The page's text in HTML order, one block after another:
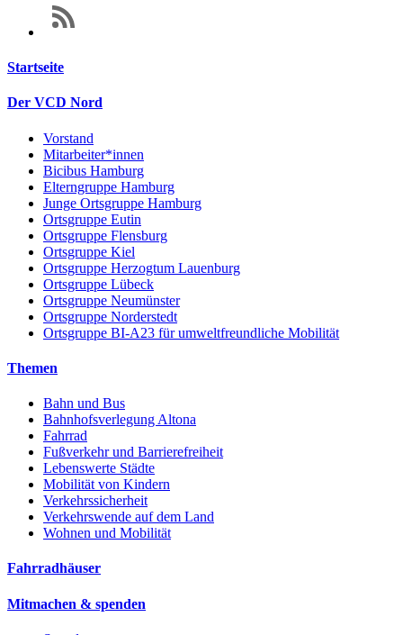
Startseite
Der VCD Nord
Vorstand
Mitarbeiter*innen
Bicibus Hamburg
Elterngruppe Hamburg
Junge Ortsgruppe Hamburg
Ortsgruppe Eutin
Ortsgruppe Flensburg
Ortsgruppe Kiel
Ortsgruppe Herzogtum Lauenburg
Ortsgruppe Lübeck
Ortsgruppe Neumünster
Ortsgruppe Norderstedt
Ortsgruppe BI-A23 für umweltfreundliche Mobilität
Themen
Bahn und Bus
Bahnhofsverlegung Altona
Fahrrad
Fußverkehr und Barrierefreiheit
Lebenswerte Städte
Mobilität von Kindern
Verkehrssicherheit
Verkehrswende auf dem Land
Wohnen und Mobilität
Fahrradhäuser
Mitmachen & spenden